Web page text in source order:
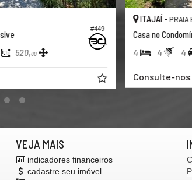
PRAIA BRAVA
Casa no Condomínio Porto
4 502,
Consulte-nos
VEJA MAIS
indicadores financeiros
cadastre seu imóvel